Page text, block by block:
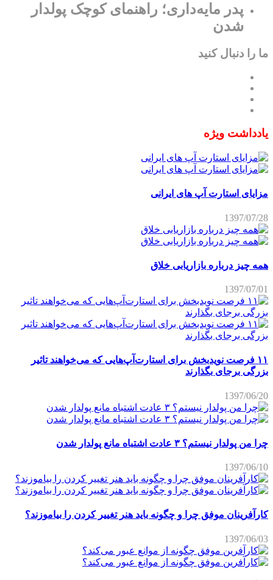
پدر مایه‌داری؛ راهنمای کوچک پولدار
شدن
ما را دنبال کنید
یادداشت ویژه
مزایای استارت آپ های ایرانی
1397/07/28
همه چیز درباره بازاریابی خلاق
1397/07/01
۱۱ فرصت نویدبخش برای استارت‌آپ‌هایی که می‌خواهند تاثیر
بزرگی برجای بگذارند
1397/06/20
چرا من پولدار نیستم؟ ۳ عادت اشتباه مانع پولدار شدن
1397/06/10
کارآفرینان موفق چرا و چگونه باید هنر تغییر کردن را بیاموزند؟
1397/06/03